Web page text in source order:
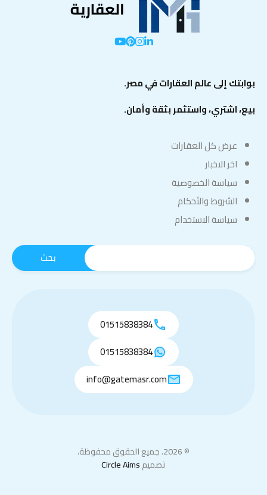
بوابتك إلى عالم العقارات في مصر.
بيع، اشتري، واستثمر بثقة وأمان.
عرض كل العقارات
اخر الاخبار
سياسة الخصوصية
الشروط والأحكام
سياسة الاستخدام
01515838384
01515838384
info@gatemasr.com
© 2026. جميع الحقوق محفوظة.
تصميمCircle Aims